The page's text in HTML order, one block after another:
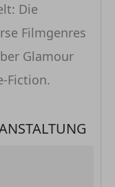
Die
Filmgenres
Glamour
Fiction.